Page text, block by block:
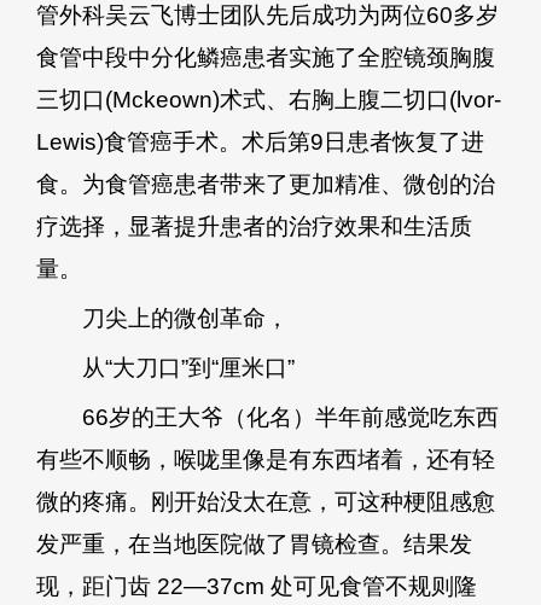
管外科吴云飞博士团队先后成功为两位60多岁
食管中段中分化鳞癌患者实施了全腔镜颈胸腹
三切口(Mckeown)术式、右胸上腹二切口(lvor-
Lewis)食管癌手术。术后第9日患者恢复了进
食。为食管癌患者带来了更加精准、微创的治
疗选择，显著提升患者的治疗效果和生活质
量。
刀尖上的微创革命，
从“大刀口”到“厘米口”
66岁的王大爷（化名）半年前感觉吃东西
有些不顺畅，喉咙里像是有东西堵着，还有轻
微的疼痛。刚开始没太在意，可这种梗阻感愈
发严重，在当地医院做了胃镜检查。结果发
现，距门齿 22—37cm 处可见食管不规则隆